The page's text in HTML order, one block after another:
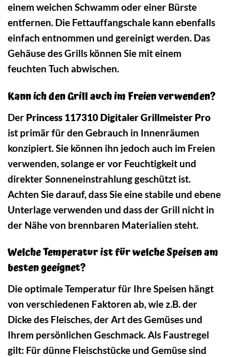
einem weichen Schwamm oder einer Bürste
entfernen. Die Fettauffangschale kann ebenfalls
einfach entnommen und gereinigt werden. Das
Gehäuse des Grills können Sie mit einem
feuchten Tuch abwischen.
Kann ich den Grill auch im Freien verwenden?
Der Princess 117310 Digitaler Grillmeister Pro
ist primär für den Gebrauch in Innenräumen
konzipiert. Sie können ihn jedoch auch im Freien
verwenden, solange er vor Feuchtigkeit und
direkter Sonneneinstrahlung geschützt ist.
Achten Sie darauf, dass Sie eine stabile und ebene
Unterlage verwenden und dass der Grill nicht in
der Nähe von brennbaren Materialien steht.
Welche Temperatur ist für welche Speisen am
besten geeignet?
Die optimale Temperatur für Ihre Speisen hängt
von verschiedenen Faktoren ab, wie z.B. der
Dicke des Fleisches, der Art des Gemüses und
Ihrem persönlichen Geschmack. Als Faustregel
gilt: Für dünne Fleischstücke und Gemüse sind